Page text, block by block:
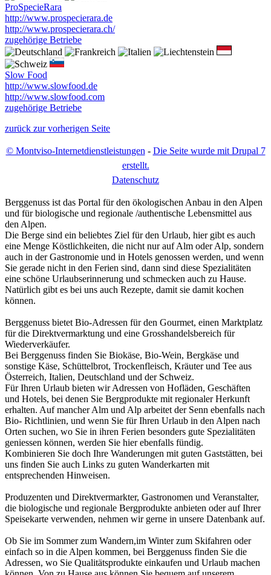
ProSpecieRara
http://www.prospecierara.de
http://www.prospecierara.ch/
zugehörige Betriebe
Slow Food
http://www.slowfood.de
http://www.slowfood.com
zugehörige Betriebe
zurück zur vorherigen Seite
© Montviso-Internetdienstleistungen- Die Seite wurde mit Drupal 7
erstellt.
Datenschutz
Berggenuss ist das Portal für den ökologischen Anbau in den Alpen
und für biologische und regionale /authentische Lebensmittel aus
den Alpen.
Die Berge sind ein beliebtes Ziel für den Urlaub, hier gibt es auch
eine Menge Köstlichkeiten, die nicht nur auf Alm oder Alp, sondern
auch in der Gastronomie und in Hotels genossen werden, und wenn
Sie gerade nicht in den Ferien sind, dann sind diese Spezialitäten
eine schöne Urlaubserinnerung und schmecken auch zu Hause.
Natürlich gibt es bei uns auch Rezepte, damit sie damit kochen
können.
Berggenuss bietet Bio-Adressen für den Gourmet, einen Marktplatz
für die Direktvermarktung und eine Grosshandelsbereich für
Wiederverkäufer.
Bei Berggenuss finden Sie Biokäse, Bio-Wein, Bergkäse und
sonstige Käse, Schüttelbrot, Trockenfleisch, Kräuter und Tee aus
Österreich, Italien, Deutschland und der Schweiz.
Für Ihren Urlaub bieten wir Adressen von Hofläden, Geschäften
und Hotels, bei denen Sie Bergprodukte mit regionaler Herkunft
erhalten. Auf mancher Alm und Alp arbeitet der Senn ebenfalls nach
Bio- Richtlinien, und wenn Sie für Ihren Urlaub in den Alpen nach
Orten suchen, wo Sie in ihren Ferien besonders gute Spezialitäten
geniessen können, werden Sie hier ebenfalls fündig.
Kombinieren Sie doch Ihre Wanderungen mit guten Gaststätten, bei
uns finden Sie auch Links zu guten Wanderkarten mit
entsprechenden Hinweisen.
Produzenten und Direktvermarkter, Gastronomen und Veranstalter,
die biologische und regionale Bergprodukte anbieten oder auf Ihrer
Speisekarte verwenden, nehmen wir gerne in unsere Datenbank auf.
Ob Sie im Sommer zum Wandern,im Winter zum Skifahren oder
einfach so in die Alpen kommen, bei Berggenuss finden Sie die
Adressen, wo Sie Qualitätsprodukte einkaufen und Urlaub machen